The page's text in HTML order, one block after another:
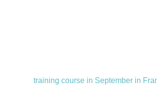
training course in September in